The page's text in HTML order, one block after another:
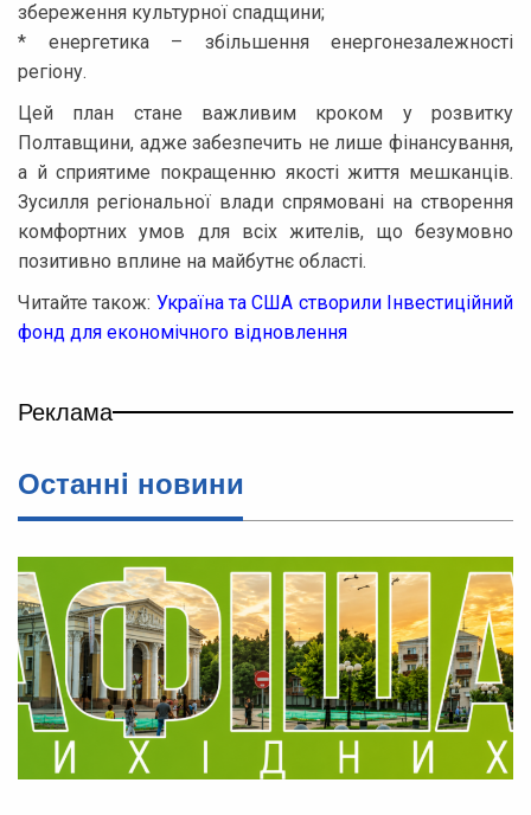
збереження культурної спадщини;
* енергетика – збільшення енергонезалежності
регіону.
Цей план стане важливим кроком у розвитку
Полтавщини, адже забезпечить не лише фінансування,
а й сприятиме покращенню якості життя мешканців.
Зусилля регіональної влади спрямовані на створення
комфортних умов для всіх жителів, що безумовно
позитивно вплине на майбутнє області.
Читайте також: Україна та США створили Інвестиційний
фонд для економічного відновлення
Реклама
Останнi новини